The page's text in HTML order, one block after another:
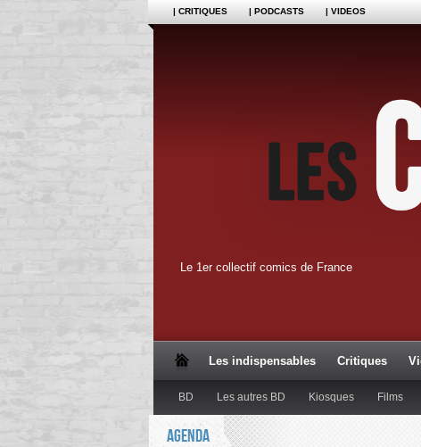
| CRITIQUES | PODCASTS | VIDEOS
Le 1er collectif comics de France
Les indispensables Critiques
BD Les autres BD Kiosques Films
AGENDA